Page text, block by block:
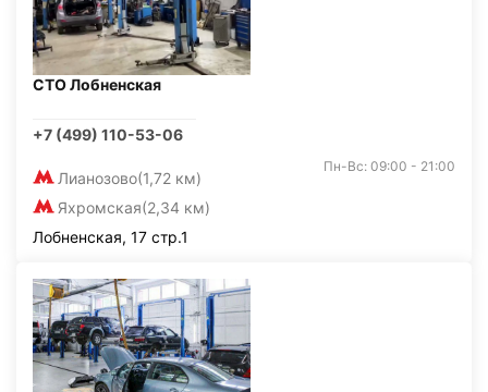
СТО Лобненская
+7 (499) 110-53-06
Лианозово(1,72 км)
Яхромская(2,34 км)
Пн-Вс: 09:00 - 21:00
Лобненская, 17 стр.1